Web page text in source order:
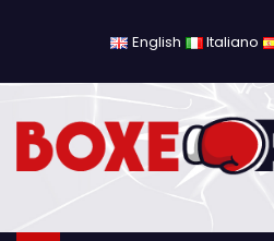
c
English Italiano